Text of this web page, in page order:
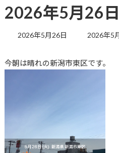
2026年5月26
2026年5月26日
最
新
2026年5
今朝は晴れの新潟市東区です。